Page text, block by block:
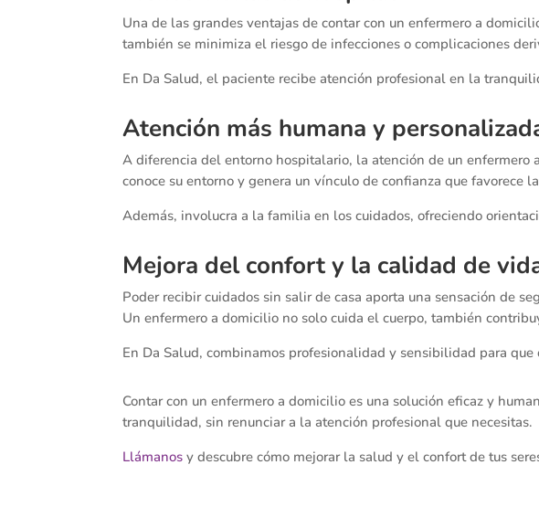
Una de las grandes ventajas de contar con un enfermero a
también se minimiza el riesgo de infecciones o complicaciones
En Da Salud, el paciente recibe atención profesional en la
Atención más humana y
A diferencia del entorno hospitalario, la atención de un
conoce su entorno y genera un vínculo de confianza que favorece
Además, involucra a la familia en los cuidados, ofreciendo
Mejora del confort y la calidad de
Poder recibir cuidados sin salir de casa aporta una sensación de
Un enfermero a domicilio no solo cuida el cuerpo, también
En Da Salud, combinamos profesionalidad y sensibilidad para
Contar con un enfermero a domicilio es una solución eficaz y
tranquilidad, sin renunciar a la atención profesional que necesitas.
Llámanos y descubre cómo mejorar la salud y el confort de tus